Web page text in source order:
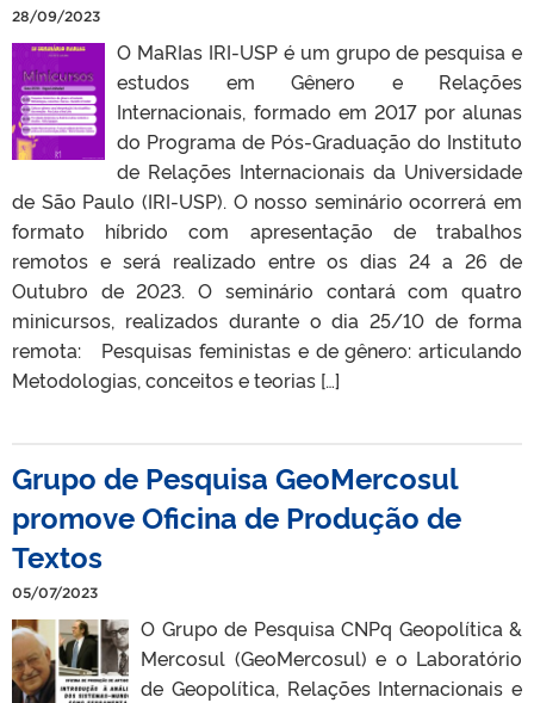
28/09/2023
O MaRIas IRI-USP é um grupo de pesquisa e
estudos em Gênero e Relações
Internacionais, formado em 2017 por alunas
do Programa de Pós-Graduação do Instituto
de Relações Internacionais da Universidade
de São Paulo (IRI-USP). O nosso seminário ocorrerá em
formato híbrido com apresentação de trabalhos
remotos e será realizado entre os dias 24 a 26 de
Outubro de 2023. O seminário contará com quatro
minicursos, realizados durante o dia 25/10 de forma
remota: Pesquisas feministas e de gênero: articulando
Metodologias, conceitos e teorias […]
Grupo de Pesquisa GeoMercosul
promove Oficina de Produção de
Textos
05/07/2023
O Grupo de Pesquisa CNPq Geopolítica &
Mercosul (GeoMercosul) e o Laboratório
de Geopolítica, Relações Internacionais e